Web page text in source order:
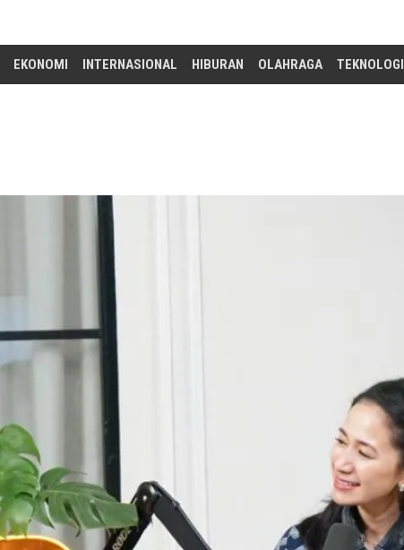
EKONOMI INTERNASIONAL HIBURAN OLAHRAGA TEKNOLOGI